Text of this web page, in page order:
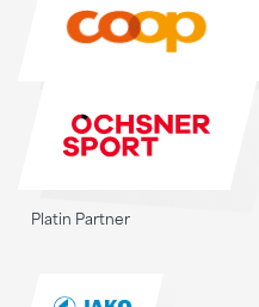
Platin Partner